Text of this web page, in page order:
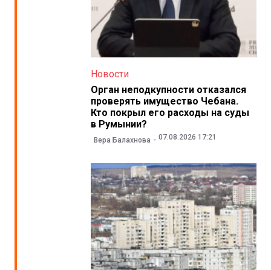
Новости
Орган неподкупности отказался
проверять имущество Чебана.
Кто покрыл его расходы на суды
в Румынии?
Вера Балахнова 07.08.2026 17:21